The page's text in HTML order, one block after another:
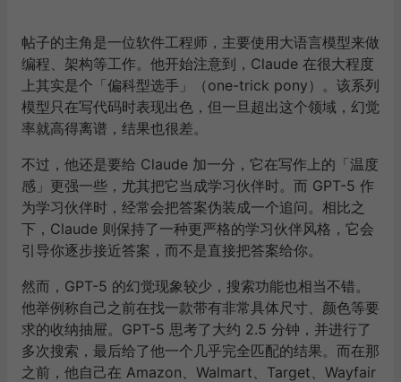
帖子的主角是一位软件工程师，主要使用大语言模型来做
编程、架构等工作。他开始注意到，Claude 在很大程度
上其实是个「偏科型选手」（one-trick pony）。该系列
模型只在写代码时表现出色，但一旦超出这个领域，幻觉
率就高得离谱，结果也很差。
不过，他还是要给 Claude 加一分，它在写作上的「温度
感」更强一些，尤其把它当成学习伙伴时。而 GPT-5 作
为学习伙伴时，经常会把答案伪装成一个追问。相比之
下，Claude 则保持了一种更严格的学习伙伴风格，它会
引导你逐步接近答案，而不是直接把答案给你。
然而，GPT-5 的幻觉现象较少，搜索功能也相当不错。
他举例称自己之前在找一款带有非常具体尺寸、颜色等要
求的收纳抽屉。GPT-5 思考了大约 2.5 分钟，并进行了
多次搜索，最后给了他一个几乎完全匹配的结果。而在那
之前，他自己在 Amazon、Walmart、Target、Wayfair